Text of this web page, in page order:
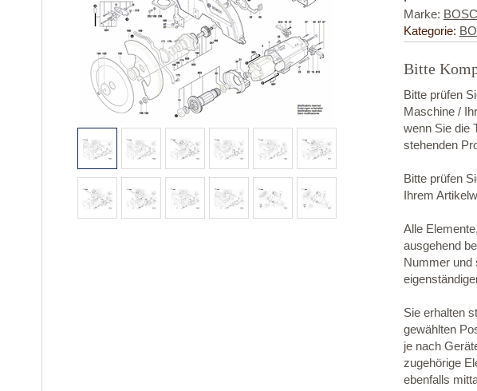
Marke:
Kategorie:
Bitte
Bitte prüfen
Maschine /
wenn Sie die
stehenden
Bitte prüfen
Ihrem
Alle
ausgehend
Nummer und
Sie erhalten
gewählten
je nach
zugehörige
ebenfalls